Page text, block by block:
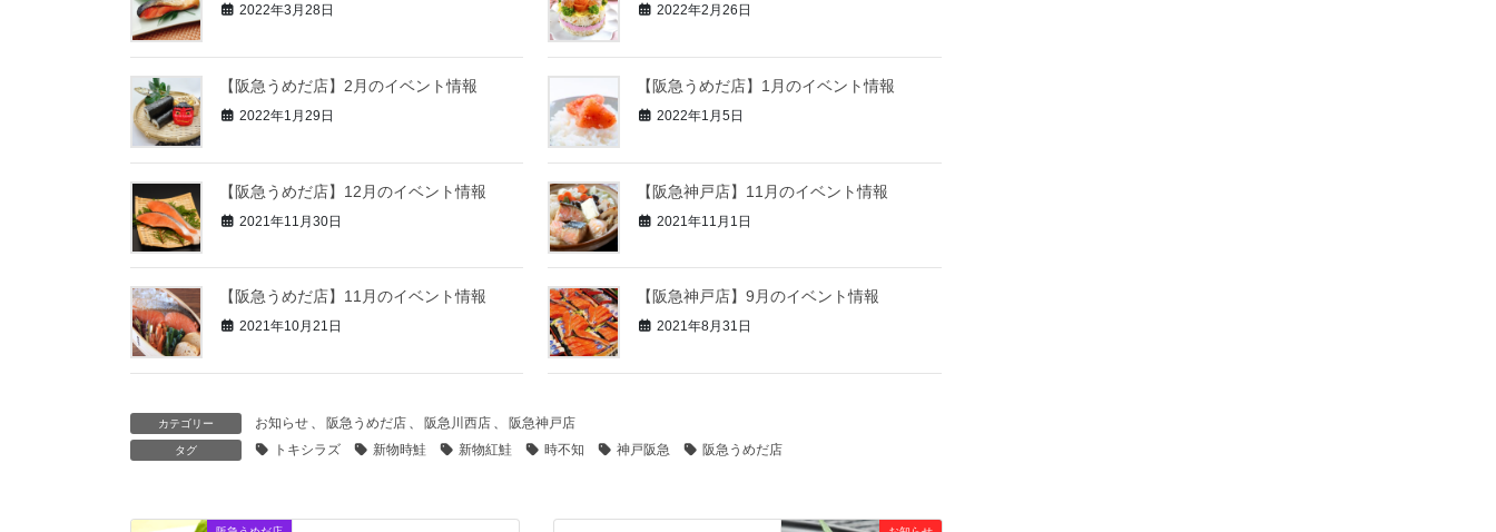
2022年3月28日 2022年2月26日
【阪急うめだ店】2月のイベント情報
2022年1月29日
【阪急うめだ店】1月のイベント情報
2022年1月5日
【阪急うめだ店】12月のイベント情報
2021年11月30日
【阪急神戸店】11月のイベント情報
2021年11月1日
【阪急うめだ店】11月のイベント情報
2021年10月21日
【阪急神戸店】9月のイベント情報
2021年8月31日
カテゴリー お知らせ 、 阪急うめだ店 、 阪急川西店 、 阪急神戸店
タグ トキシラズ 新物時鮭 新物紅鮭 時不知 神戸阪急 阪急うめだ店